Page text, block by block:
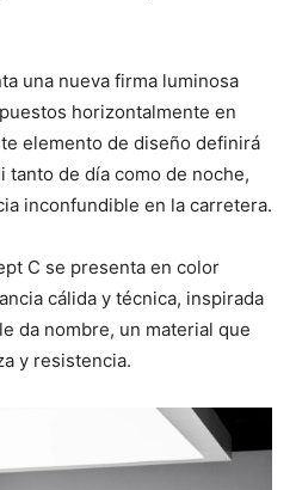
una nueva firma luminosa
horizontalmente en
elemento de diseño definirá
tanto de día como de noche,
inconfundible en la carretera.
C se presenta en color
cálida y técnica, inspirada
da nombre, un material que
y resistencia.